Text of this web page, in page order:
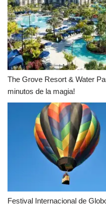
The Grove Resort & Water
minutos de la magia!
Festival Internacional de